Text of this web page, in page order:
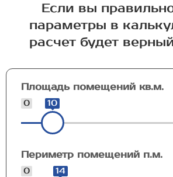
Если вы
параметры в
расчет будет
Площадь помещений кв.м.
0 10
Периметр помещений п.м.
0 14